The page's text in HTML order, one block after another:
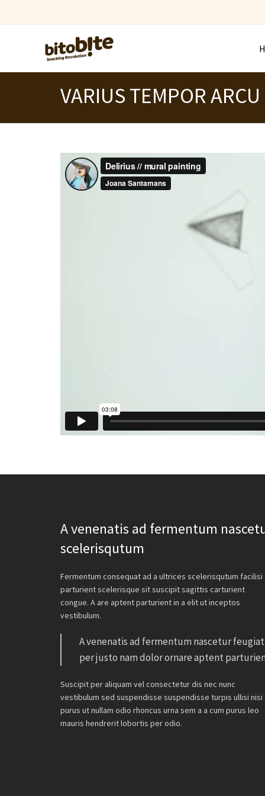
VARIUS TEMPOR
A venenatis ad fermentum
scelerisqutum
Fermentum consequat ad a ultrices scelerisqutum facilisi
parturient scelerisque sit suscipit sagittis carturient
congue. A are aptent parturient in a elit ut inceptos
vestibulum.
A venenatis ad fermentum nascetur feugiat
per justo nam dolor ornare aptent
Suscipit per aliquam vel consectetur dis nec nunc
vestibulum sed suspendisse suspendisse turpis ullisi nisi
purus ut nullam odio rhoncus urna sem a a cum purus leo
mauris hendrerit lobortis per odio.